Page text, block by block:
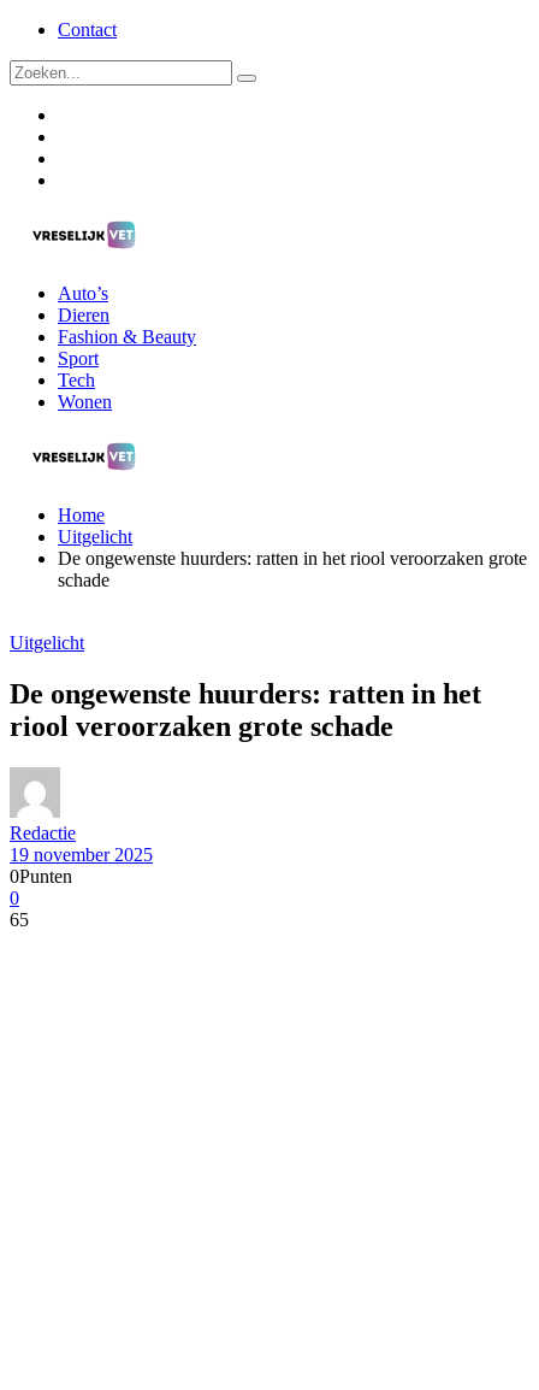
Contact
Auto’s
Dieren
Fashion & Beauty
Sport
Tech
Wonen
Home
Uitgelicht
De ongewenste huurders: ratten in het riool veroorzaken grote
schade
Uitgelicht
De ongewenste huurders: ratten in het
riool veroorzaken grote schade
Redactie
19 november 2025
0Punten
0
65